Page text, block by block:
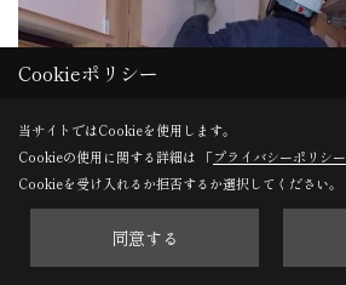
Cookieポリシー
当サイトではCookieを使用します。
Cookieの使用に関する詳細は 「プライバシーポリシー
Cookieを受け入れるか拒否するか選択してください。
同意する